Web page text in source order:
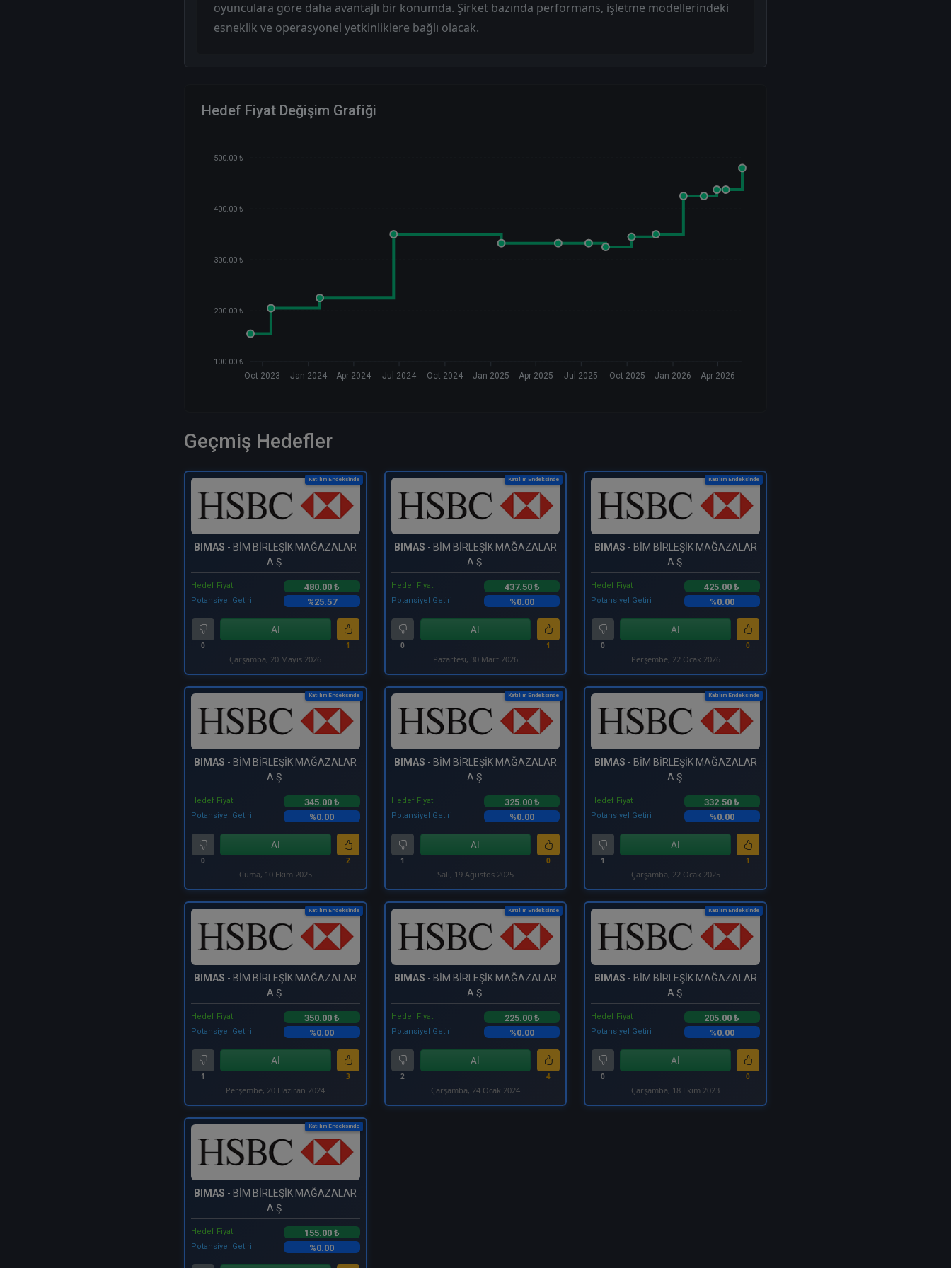
oyunculara göre daha avantajlı bir konumda. Şirket bazında performans, işletme modellerindeki
esneklik ve operasyonel yetkinliklere bağlı olacak.
Hedef Fiyat Değişim Grafiği
500.00 ₺
400.00 ₺
300.00 ₺
200.00 ₺
100.00 ₺
Oct 2023 Jan 2024 Apr 2024 Jul 2024 Oct 2024 Jan 2025 Apr 2025 Jul 2025 Oct 2025 Jan 2026 Apr 2026
Geçmiş Hedefler
Katılım Endeksinde
BIMAS - BİM BİRLEŞİK MAĞAZALAR
A.Ş.
Hedef Fiyat 480.00 ₺
Potansiyel Getiri %25.57
0
Al
1
Çarşamba, 20 Mayıs 2026
Katılım Endeksinde
BIMAS - BİM BİRLEŞİK MAĞAZALAR
A.Ş.
Hedef Fiyat 437.50 ₺
Potansiyel Getiri %0.00
0
Al
1
Pazartesi, 30 Mart 2026
Katılım Endeksinde
BIMAS - BİM BİRLEŞİK MAĞAZALAR
A.Ş.
Hedef Fiyat 425.00 ₺
Potansiyel Getiri %0.00
0
Al
0
Perşembe, 22 Ocak 2026
Katılım Endeksinde
BIMAS - BİM BİRLEŞİK MAĞAZALAR
A.Ş.
Hedef Fiyat 345.00 ₺
Potansiyel Getiri %0.00
0
Al
2
Cuma, 10 Ekim 2025
Katılım Endeksinde
BIMAS - BİM BİRLEŞİK MAĞAZALAR
A.Ş.
Hedef Fiyat 325.00 ₺
Potansiyel Getiri %0.00
1
Al
0
Salı, 19 Ağustos 2025
Katılım Endeksinde
BIMAS - BİM BİRLEŞİK MAĞAZALAR
A.Ş.
Hedef Fiyat 332.50 ₺
Potansiyel Getiri %0.00
1
Al
1
Çarşamba, 22 Ocak 2025
Katılım Endeksinde
BIMAS - BİM BİRLEŞİK MAĞAZALAR
A.Ş.
Hedef Fiyat 350.00 ₺
Potansiyel Getiri %0.00
1
Al
3
Perşembe, 20 Haziran 2024
Katılım Endeksinde
BIMAS - BİM BİRLEŞİK MAĞAZALAR
A.Ş.
Hedef Fiyat 225.00 ₺
Potansiyel Getiri %0.00
2
Al
4
Çarşamba, 24 Ocak 2024
Katılım Endeksinde
BIMAS - BİM BİRLEŞİK MAĞAZALAR
A.Ş.
Hedef Fiyat 205.00 ₺
Potansiyel Getiri %0.00
0
Al
0
Çarşamba, 18 Ekim 2023
Katılım Endeksinde
BIMAS - BİM BİRLEŞİK MAĞAZALAR
A.Ş.
Hedef Fiyat 155.00 ₺
Potansiyel Getiri %0.00